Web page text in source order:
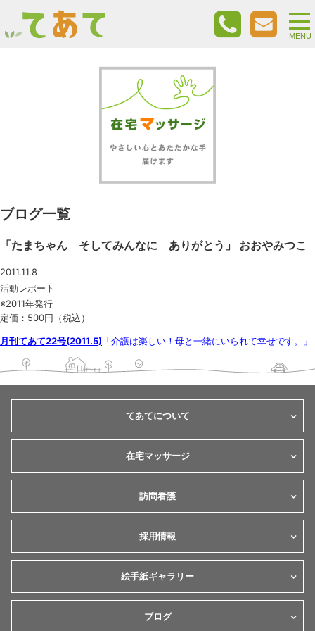
ブログ一覧
「たまちゃん そしてみんなに ありがとう」 おおやみつこ
2011.11.8
活動レポート
※2011年発行
定価：500円（税込）
月刊てあて22号(2011.5) 「介護は楽しい！母と一緒にいられて幸せです。」
てあてについて
在宅マッサージ
訪問看護
採用情報
絵手紙ギャラリー
ブログ
MENU